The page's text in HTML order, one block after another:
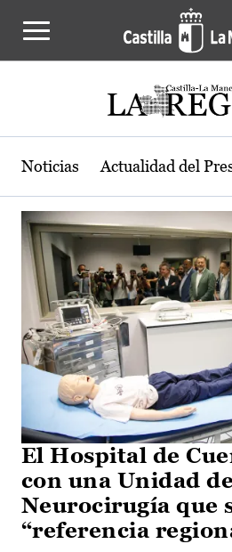
Actualidad de la
Noticias Actualidad del
El Hospital de
con una Unidad de
Neurocirugía que
“referencia